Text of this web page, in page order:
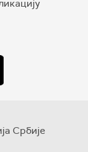
Србије